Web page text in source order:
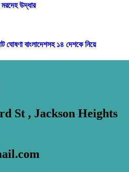
মরদেহ উদ্ধার
ঘোষণা বাংলাদেশসহ ১৪ দেশকে নিয়ে
St , Jackson Heights